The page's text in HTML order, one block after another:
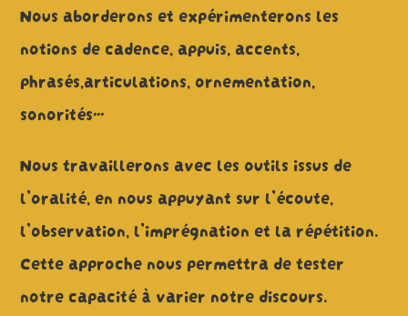
Nous aborderons et expérimenterons les
notions de cadence, appuis, accents,
phrasés,articulations, ornementation,
sonorités…
Nous travaillerons avec les outils issus de
l’oralité, en nous appuyant sur l’écoute,
l’observation, l’imprégnation et la répétition.
Cette approche nous permettra de tester
notre capacité à varier notre discours.